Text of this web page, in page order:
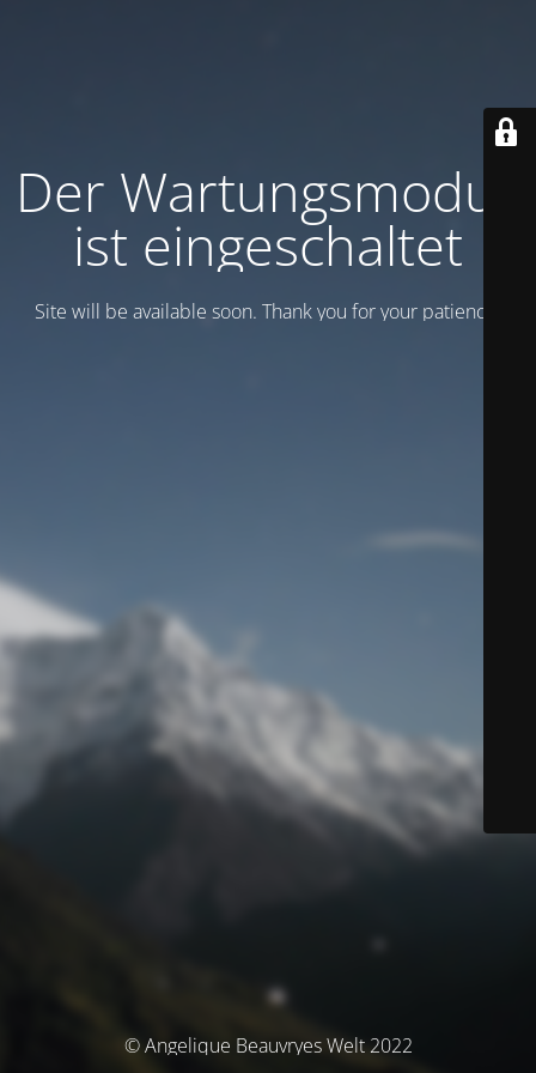
Der Wartungsmodus
ist eingeschaltet
Site will be available soon. Thank you for your patience!
© Angelique Beauvryes Welt 2022